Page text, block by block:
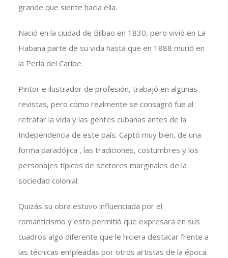
grande que siente hacia ella.
Nació en la ciudad de Bilbao en 1830, pero vivió en La
Habana parte de su vida hasta que en 1888 murió en
la Perla del Caribe.
Pintor e ilustrador de profesión, trabajó en algunas
revistas, pero como realmente se consagró fue al
retratar la vida y las gentes cubanas antes de la
Independencia de este país. Captó muy bien, de una
forma paradójica , las tradiciones, costumbres y los
personajes típicos de sectores marginales de la
sociedad colonial.
Quizás su obra estuvo influenciada por el
romanticismo y esto permitió que expresara en sus
cuadros algo diferente que le hiciera destacar frente a
las técnicas empleadas por otros artistas de la época.